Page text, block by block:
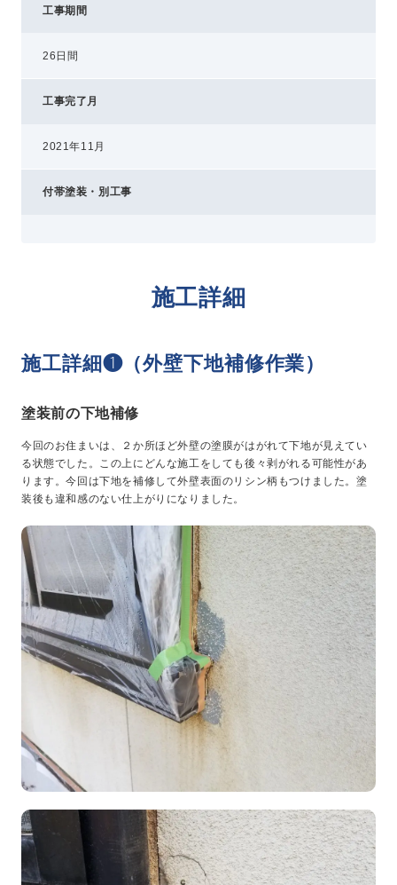
工事期間
26日間
工事完了月
2021年11月
付帯塗装・別工事
施工詳細
施工詳細❶（外壁下地補修作業）
塗装前の下地補修
今回のお住まいは、２か所ほど外壁の塗膜がはがれて下地が見えてい
る状態でした。この上にどんな施工をしても後々剥がれる可能性があ
ります。今回は下地を補修して外壁表面のリシン柄もつけました。塗
装後も違和感のない仕上がりになりました。